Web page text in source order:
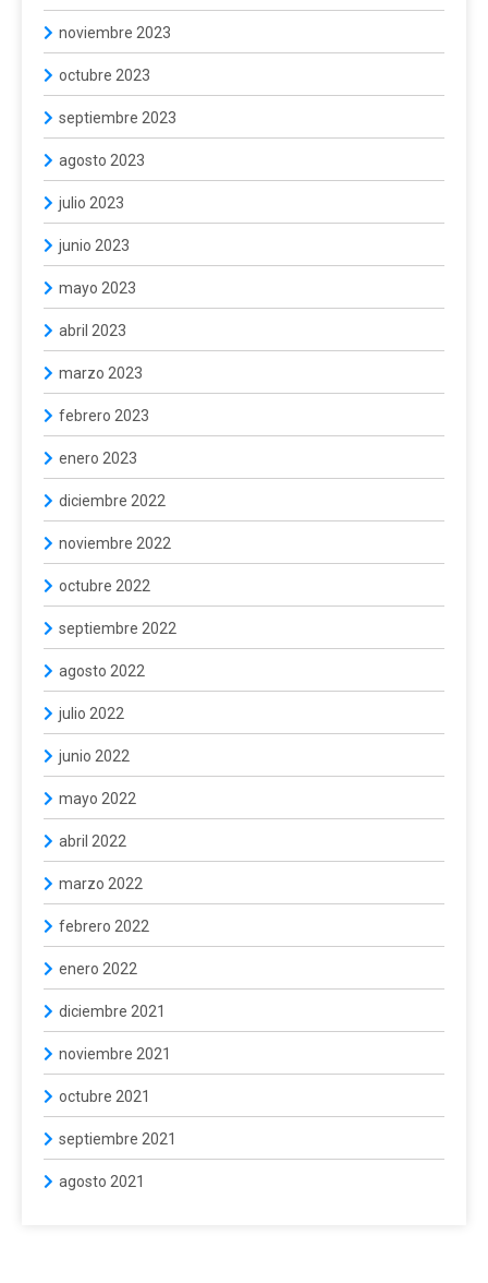
noviembre 2023
octubre 2023
septiembre 2023
agosto 2023
julio 2023
junio 2023
mayo 2023
abril 2023
marzo 2023
febrero 2023
enero 2023
diciembre 2022
noviembre 2022
octubre 2022
septiembre 2022
agosto 2022
julio 2022
junio 2022
mayo 2022
abril 2022
marzo 2022
febrero 2022
enero 2022
diciembre 2021
noviembre 2021
octubre 2021
septiembre 2021
agosto 2021